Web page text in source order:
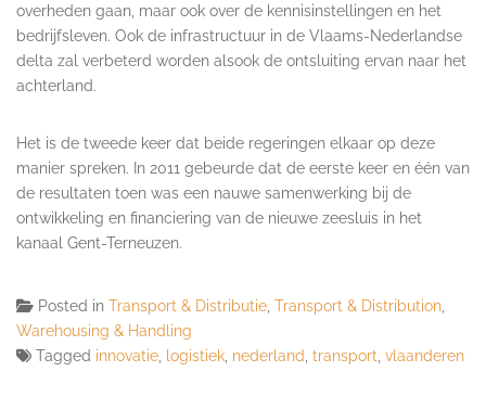
overheden gaan, maar ook over de kennisinstellingen en het
bedrijfsleven. Ook de infrastructuur in de Vlaams-Nederlandse
delta zal verbeterd worden alsook de ontsluiting ervan naar het
achterland.
Het is de tweede keer dat beide regeringen elkaar op deze
manier spreken. In 2011 gebeurde dat de eerste keer en één van
de resultaten toen was een nauwe samenwerking bij de
ontwikkeling en financiering van de nieuwe zeesluis in het
kanaal Gent-Terneuzen.
Posted in Transport & Distributie Transport & Distribution
Warehousing & Handling
Tagged innovatie logistiek nederland transport vlaanderen